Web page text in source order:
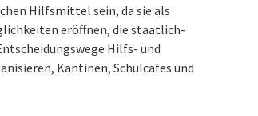
Hilfsmittel sein, da sie als
eröffnen, die staatlich-
Hilfs- und
Kantinen, Schulcafes und